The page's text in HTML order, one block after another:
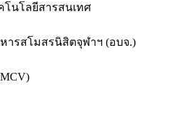
โนโลยีสารสนเทศ
ารสโมสรนิสิตจุฬาฯ (อบจ.)